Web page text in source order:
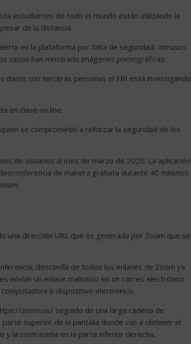
estudiantes de todo el mundo están utilizando la
de la distancia.
en la plataforma por falta de seguridad. Intrusos
casos han mostrado imágenes pornográficas.
datos con terceras personas el FBI está investigando
en clase on line.
se comprometió a reforzar la seguridad de los
de usuarios al mes de marzo de 2020. La aplicación
de manera gratuita durante 40 minutos
una dirección URL que es generada por Zoom que se
desconfía de todos los enlaces de Zoom ya
envían un enlace malicioso en un correo electrónico
o dispositivo electrónico.
zoom.us/ seguido de una larga cadena de
superior de la pantalla donde vas a obtener el
y la contraseña en la parte inferior derecha.